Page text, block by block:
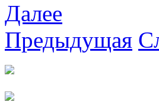
Далее
Предыдущая